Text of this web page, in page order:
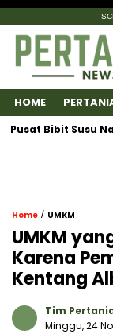
HOME
Bibit Susu
Home / UMKM
UMKM
Karena
Kentang
Tim
Minggu, 24